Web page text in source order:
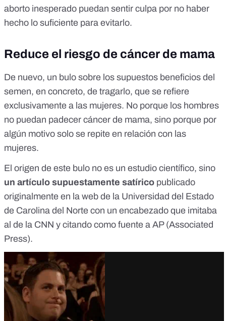
aborto inesperado puedan sentir culpa por no haber
hecho lo suficiente para evitarlo.
Reduce el riesgo de cáncer de mama
De nuevo, un bulo sobre los supuestos beneficios del
semen, en concreto, de tragarlo, que se refiere
exclusivamente a las mujeres. No porque los hombres
no puedan padecer cáncer de mama, sino porque por
algún motivo solo se repite en relación con las
mujeres.
El origen de este bulo no es un estudio científico, sino
un artículo supuestamente satírico publicado
originalmente en la web de la Universidad del Estado
de Carolina del Norte con un encabezado que imitaba
al de la CNN y citando como fuente a AP (Associated
Press).